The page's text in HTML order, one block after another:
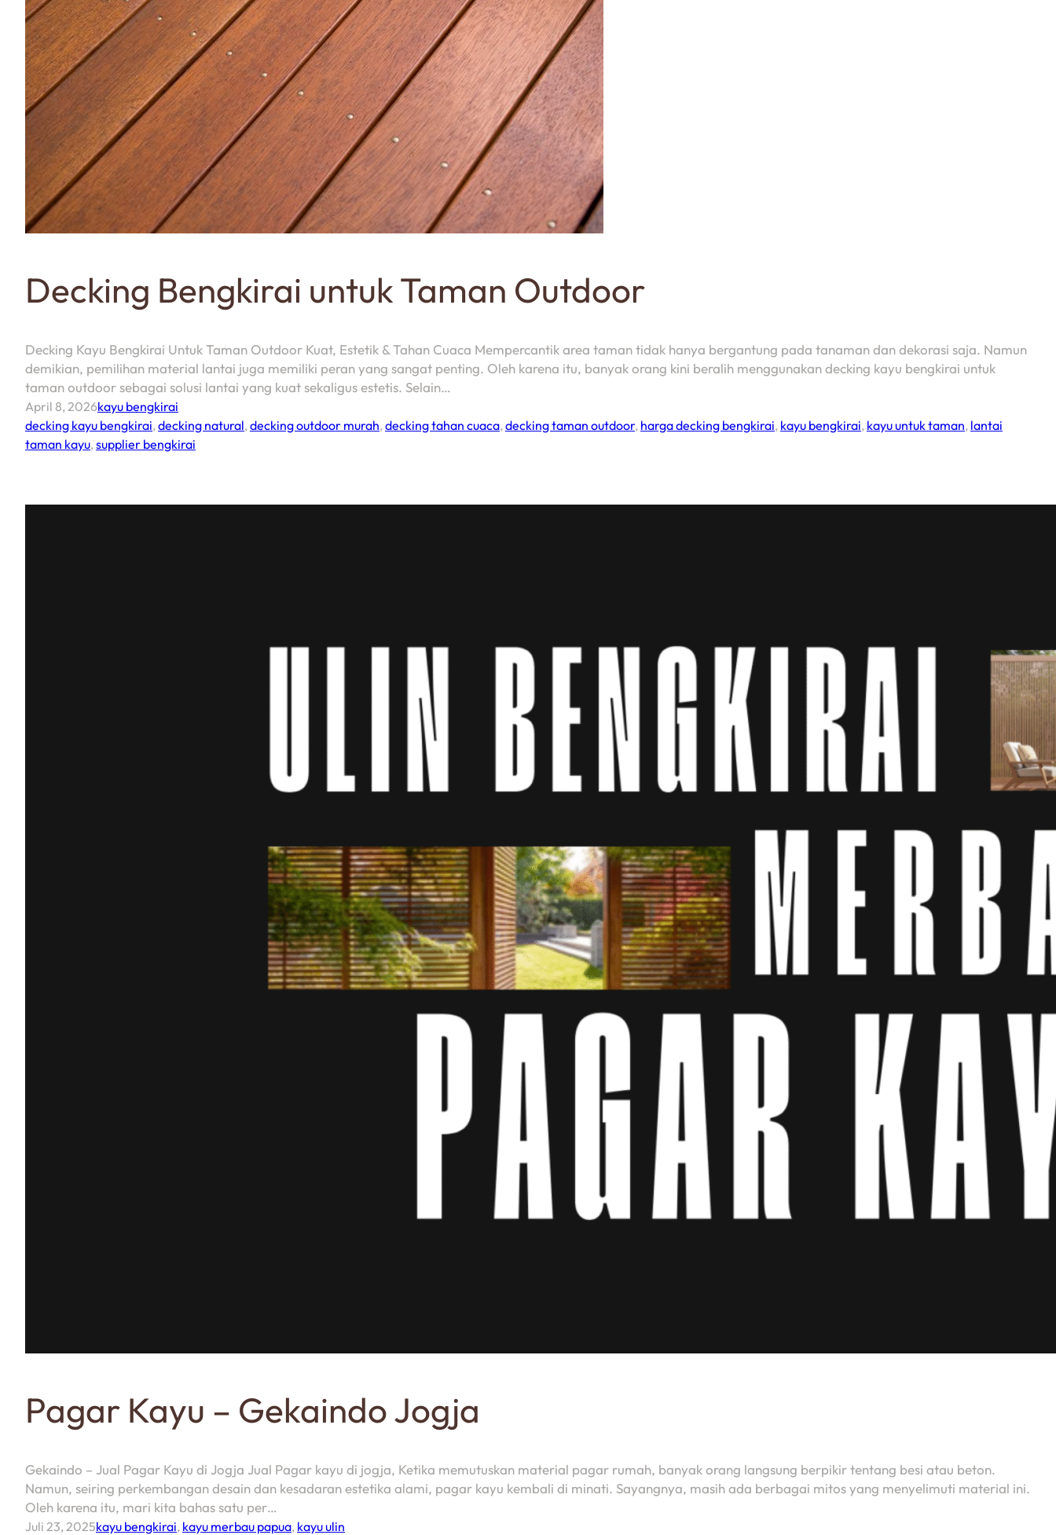
Decking Bengkirai untuk Taman Outdoor
Decking Kayu Bengkirai Untuk Taman Outdoor Kuat, Estetik & Tahan Cuaca Mempercantik area taman tidak hanya bergantung pada tanaman dan dekorasi saja. Namun
demikian, pemilihan material lantai juga memiliki peran yang sangat penting. Oleh karena itu, banyak orang kini beralih menggunakan decking kayu bengkirai untuk
taman outdoor sebagai solusi lantai yang kuat sekaligus estetis. Selain…
April 8, 2026kayu bengkirai
decking kayu bengkirai,decking natural,decking outdoor murah,decking tahan cuaca,decking taman outdoor, harga decking bengkirai, kayu bengkirai, kayu untuk taman, lantai
taman kayu,supplier bengkirai
Pagar Kayu – Gekaindo Jogja
Gekaindo – Jual Pagar Kayu di Jogja Jual Pagar kayu di jogja, Ketika memutuskan material pagar rumah, banyak orang langsung berpikir tentang besi atau beton.
Namun, seiring perkembangan desain dan kesadaran estetika alami, pagar kayu kembali di minati. Sayangnya, masih ada berbagai mitos yang menyelimuti material ini.
Oleh karena itu, mari kita bahas satu per…
Juli 23, 2025kayu bengkirai, kayu merbau papua, kayu ulin